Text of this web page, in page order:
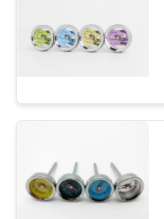
L'USINE
DE
QUALITÉ